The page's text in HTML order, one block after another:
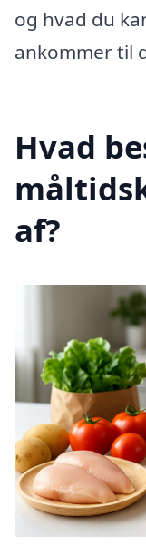
og hvad du
ankommer til
Hvad
af?